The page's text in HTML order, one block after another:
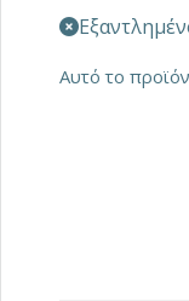
Αυτό το προϊόν